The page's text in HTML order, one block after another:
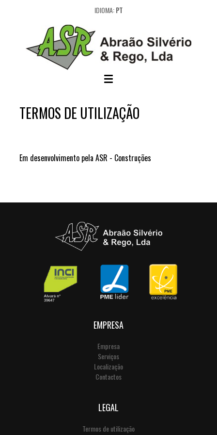
IDIOMA:PT
TERMOS DE UTILIZAÇÃO
Em desenvolvimento pela ASR - Construções
EMPRESA
Empresa
Serviços
Localização
Contactos
LEGAL
Termos de utilização